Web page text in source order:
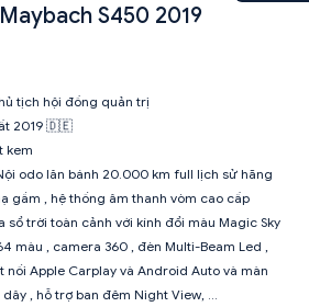
S450 2019
tịch hội đồng quản trị
2019 🇩🇪
kem
odo lăn bánh 20.000 km full lịch sử hãng
gầm , hệ thống âm thanh vòm cao cấp
sổ trời toàn cảnh với kính đổi màu Magic Sky
màu , camera 360 , đèn Multi-Beam Led ,
nối Apple Carplay và Android Auto và màn
, hỗ trợ ban đêm Night View, …